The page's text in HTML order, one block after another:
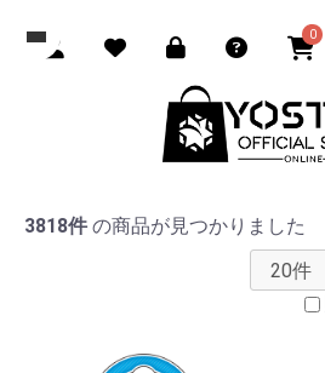
0
3818件 の商品が見つかりました